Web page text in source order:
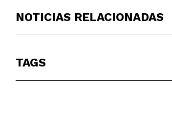
NOTICIAS RELACIONADAS
TAGS